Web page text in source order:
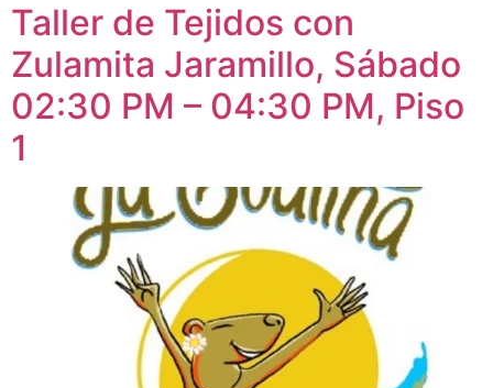
Taller de Tejidos con
Zulamita Jaramillo, Sábado
02:30 PM – 04:30 PM, Piso
1